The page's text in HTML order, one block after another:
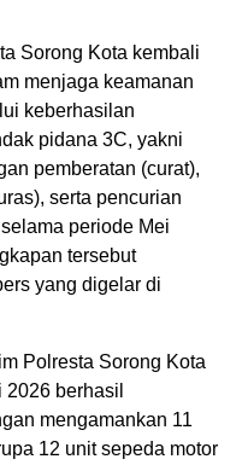
Sorong Kota kembali
menjaga keamanan
keberhasilan
pidana 3C, yakni
pemberatan (curat),
serta pencurian
periode Mei
tersebut
yang digelar di
Polresta Sorong Kota
berhasil
mengamankan 11
12 unit sepeda motor